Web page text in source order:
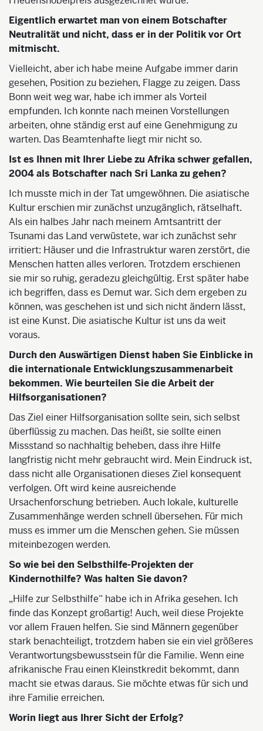
Eigentlich erwartet man von einem Botschafter
Neutralität und nicht, dass er in der Politik vor Ort
mitmischt.
Vielleicht, aber ich habe meine Aufgabe immer darin
gesehen, Position zu beziehen, Flagge zu zeigen. Dass
Bonn weit weg war, habe ich immer als Vorteil
empfunden. Ich konnte nach meinen Vorstellungen
arbeiten, ohne ständig erst auf eine Genehmigung zu
warten. Das Beamtenhafte liegt mir nicht so.
Ist es Ihnen mit Ihrer Liebe zu Afrika schwer gefallen,
2004 als Botschafter nach Sri Lanka zu gehen?
Ich musste mich in der Tat umgewöhnen. Die asiatische
Kultur erschien mir zunächst unzugänglich, rätselhaft.
Als ein halbes Jahr nach meinem Amtsantritt der
Tsunami das Land verwüstete, war ich zunächst sehr
irritiert: Häuser und die Infrastruktur waren zerstört, die
Menschen hatten alles verloren. Trotzdem erschienen
sie mir so ruhig, geradezu gleichgültig. Erst später habe
ich begriffen, dass es Demut war. Sich dem ergeben zu
können, was geschehen ist und sich nicht ändern lässt,
ist eine Kunst. Die asiatische Kultur ist uns da weit
voraus.
Durch den Auswärtigen Dienst haben Sie Einblicke in
die internationale Entwicklungszusammenarbeit
bekommen. Wie beurteilen Sie die Arbeit der
Hilfsorganisationen?
Das Ziel einer Hilfsorganisation sollte sein, sich selbst
überflüssig zu machen. Das heißt, sie sollte einen
Missstand so nachhaltig beheben, dass ihre Hilfe
langfristig nicht mehr gebraucht wird. Mein Eindruck ist,
dass nicht alle Organisationen dieses Ziel konsequent
verfolgen. Oft wird keine ausreichende
Ursachenforschung betrieben. Auch lokale, kulturelle
Zusammenhänge werden schnell übersehen. Für mich
muss es immer um die Menschen gehen. Sie müssen
miteinbezogen werden.
So wie bei den Selbsthilfe-Projekten der
Kindernothilfe? Was halten Sie davon?
„Hilfe zur Selbsthilfe“ habe ich in Afrika gesehen. Ich
finde das Konzept großartig! Auch, weil diese Projekte
vor allem Frauen helfen. Sie sind Männern gegenüber
stark benachteiligt, trotzdem haben sie ein viel größeres
Verantwortungsbewusstsein für die Familie. Wenn eine
afrikanische Frau einen Kleinstkredit bekommt, dann
macht sie etwas daraus. Sie möchte etwas für sich und
ihre Familie erreichen.
Worin liegt aus Ihrer Sicht der Erfolg?